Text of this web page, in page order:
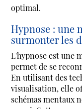
optimal.
Hypnose : une
surmonter les
L'hypnose est une
permet de se
En utilisant des
visualisation, elle
schémas mentaux